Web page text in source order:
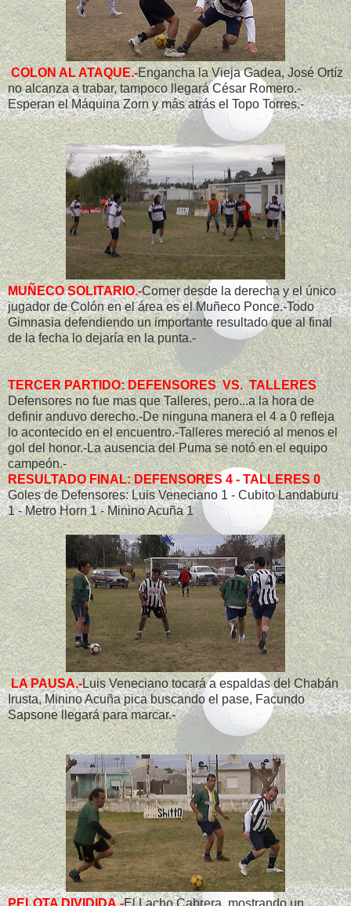
COLON AL ATAQUE.-Engancha la Vieja Gadea, José Ortíz
no alcanza a trabar, tampoco llegará César Romero.-
Esperan el Máquina Zorn y más atrás el Topo Torres.-
MUÑECO SOLITARIO.-Corner desde la derecha y el único
jugador de Colón en el área es el Muñeco Ponce.-Todo
Gimnasia defendiendo un importante resultado que al final
de la fecha lo dejaría en la punta.-
TERCER PARTIDO: DEFENSORES VS. TALLERES
Defensores no fue mas que Talleres, pero...a la hora de
definir anduvo derecho.-De ninguna manera el 4 a 0 refleja
lo acontecido en el encuentro.-Talleres mereció al menos el
gol del honor.-La ausencia del Puma se notó en el equipo
campeón.-
RESULTADO FINAL: DEFENSORES 4 - TALLERES 0
Goles de Defensores: Luis Veneciano 1 - Cubito Landaburu
1 - Metro Horn 1 - Minino Acuña 1
LA PAUSA.-Luis Veneciano tocará a espaldas del Chabán
Irusta, Minino Acuña pica buscando el pase, Facundo
Sapsone llegará para marcar.-
PELOTA DIVIDIDA.-El Lacho Cabrera, mostrando un